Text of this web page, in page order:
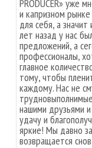
PRODUCER» уже
и капризном
для себя, а
лет назад у нас
предложений, а
профессионалы,
главное
тому, чтобы
каждому. Нас не
нашими друзьями
удачу и
яркие! Мы давно
возвращается